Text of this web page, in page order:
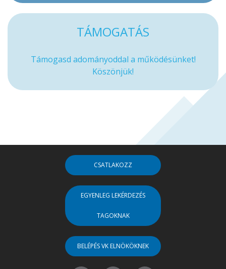
TÁMOGATÁS
Támogasd adományoddal a működésünket!
Köszönjük!
CSATLAKOZZ
EGYENLEG LEKÉRDEZÉS
TAGOKNAK
BELÉPÉS VK ELNÖKÖKNEK